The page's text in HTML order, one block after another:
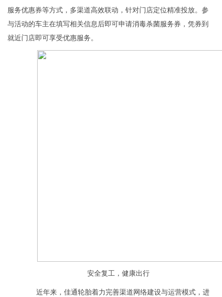
服务优惠券等方式，多渠道高效联动，针对门店定位精准投放。参
与活动的车主在填写相关信息后即可申请消毒杀菌服务券，凭券到
就近门店即可享受优惠服务。
安全复工，健康出行
近年来，佳通轮胎着力完善渠道网络建设与运营模式，进